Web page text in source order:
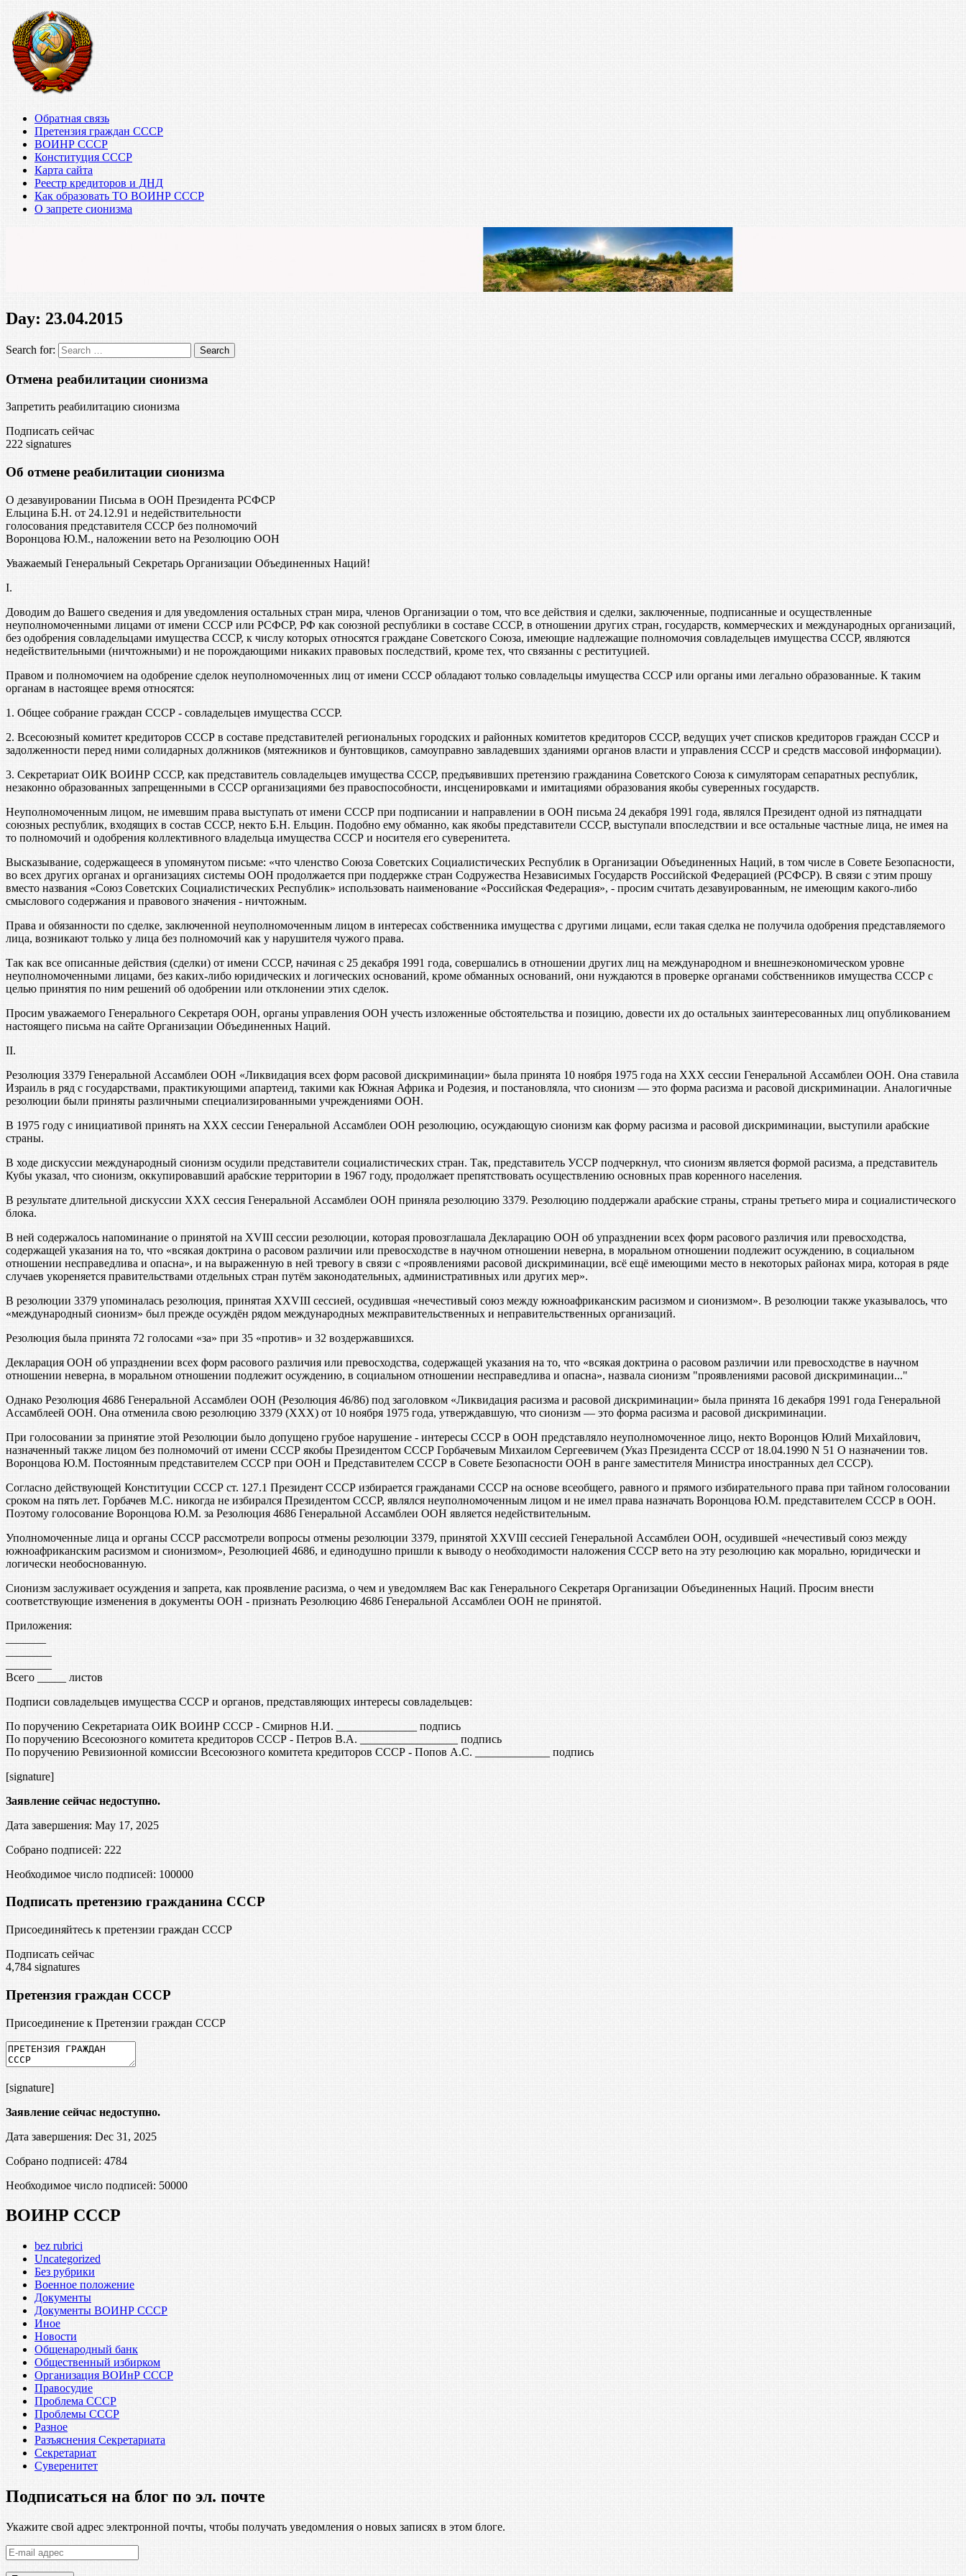
Обратная связь
Претензия граждан СССР
ВОИНР СССР
Конституция СССР
Карта сайта
Реестр кредиторов и ДНД
Как образовать ТО ВОИНР СССР
О запрете сионизма
Day: 23.04.2015
Search for:
Отмена реабилитации сионизма
Запретить реабилитацию сионизма
Подписать сейчас
222 signatures
Об отмене реабилитации сионизма
О дезавуировании Письма в ООН Президента РСФСР
Ельцина Б.Н. от 24.12.91 и недействительности
голосования представителя СССР без полномочий
Воронцова Ю.М., наложении вето на Резолюцию ООН
Уважаемый Генеральный Секретарь Организации Объединенных Наций!
I.
Доводим до Вашего сведения и для уведомления остальных стран мира, членов Организации о том, что все действия и сделки, заключенные, подписанные и осуществленные
неуполномоченными лицами от имени СССР или РСФСР, РФ как союзной республики в составе СССР, в отношении других стран, государств, коммерческих и международных организаций,
без одобрения совладельцами имущества СССР, к числу которых относятся граждане Советского Союза, имеющие надлежащие полномочия совладельцев имущества СССР, являются
недействительными (ничтожными) и не порождающими никаких правовых последствий, кроме тех, что связанны с реституцией.
Правом и полномочием на одобрение сделок неуполномоченных лиц от имени СССР обладают только совладельцы имущества СССР или органы ими легально образованные. К таким
органам в настоящее время относятся:
1. Общее собрание граждан СССР - совладельцев имущества СССР.
2. Всесоюзный комитет кредиторов СССР в составе представителей региональных городских и районных комитетов кредиторов СССР, ведущих учет списков кредиторов граждан СССР и
задолженности перед ними солидарных должников (мятежников и бунтовщиков, самоуправно завладевших зданиями органов власти и управления СССР и средств массовой информации).
3. Секретариат ОИК ВОИНР СССР, как представитель совладельцев имущества СССР, предъявивших претензию гражданина Советского Союза к симуляторам сепаратных республик,
незаконно образованных запрещенными в СССР организациями без правоспособности, инсценировками и имитациями образования якобы суверенных государств.
Неуполномоченным лицом, не имевшим права выступать от имени СССР при подписании и направлении в ООН письма 24 декабря 1991 года, являлся Президент одной из пятнадцати
союзных республик, входящих в состав СССР, некто Б.Н. Ельцин. Подобно ему обманно, как якобы представители СССР, выступали впоследствии и все остальные частные лица, не имея на
то полномочий и одобрения коллективного владельца имущества СССР и носителя его суверенитета.
Высказывание, содержащееся в упомянутом письме: «что членство Союза Советских Социалистических Республик в Организации Объединенных Наций, в том числе в Совете Безопасности,
во всех других органах и организациях системы ООН продолжается при поддержке стран Содружества Независимых Государств Российской Федерацией (РСФСР). В связи с этим прошу
вместо названия «Союз Советских Социалистических Республик» использовать наименование «Российская Федерация», - просим считать дезавуированным, не имеющим какого-либо
смыслового содержания и правового значения - ничтожным.
Права и обязанности по сделке, заключенной неуполномоченным лицом в интересах собственника имущества с другими лицами, если такая сделка не получила одобрения представляемого
лица, возникают только у лица без полномочий как у нарушителя чужого права.
Так как все описанные действия (сделки) от имени СССР, начиная с 25 декабря 1991 года, совершались в отношении других лиц на международном и внешнеэкономическом уровне
неуполномоченными лицами, без каких-либо юридических и логических оснований, кроме обманных оснований, они нуждаются в проверке органами собственников имущества СССР с
целью принятия по ним решений об одобрении или отклонении этих сделок.
Просим уважаемого Генерального Секретаря ООН, органы управления ООН учесть изложенные обстоятельства и позицию, довести их до остальных заинтересованных лиц опубликованием
настоящего письма на сайте Организации Объединенных Наций.
II.
Резолюция 3379 Генеральной Ассамблеи ООН «Ликвидация всех форм расовой дискриминации» была принята 10 ноября 1975 года на XXX сессии Генеральной Ассамблеи ООН. Она ставила
Израиль в ряд с государствами, практикующими апартеид, такими как Южная Африка и Родезия, и постановляла, что сионизм — это форма расизма и расовой дискриминации. Аналогичные
резолюции были приняты различными специализированными учреждениями ООН.
В 1975 году с инициативой принять на XXX сессии Генеральной Ассамблеи ООН резолюцию, осуждающую сионизм как форму расизма и расовой дискриминации, выступили арабские
страны.
В ходе дискуссии международный сионизм осудили представители социалистических стран. Так, представитель УССР подчеркнул, что сионизм является формой расизма, а представитель
Кубы указал, что сионизм, оккупировавший арабские территории в 1967 году, продолжает препятствовать осуществлению основных прав коренного населения.
В результате длительной дискуссии XXX сессия Генеральной Ассамблеи ООН приняла резолюцию 3379. Резолюцию поддержали арабские страны, страны третьего мира и социалистического
блока.
В ней содержалось напоминание о принятой на XVIII сессии резолюции, которая провозглашала Декларацию ООН об упразднении всех форм расового различия или превосходства,
содержащей указания на то, что «всякая доктрина о расовом различии или превосходстве в научном отношении неверна, в моральном отношении подлежит осуждению, в социальном
отношении несправедлива и опасна», и на выраженную в ней тревогу в связи с «проявлениями расовой дискриминации, всё ещё имеющими место в некоторых районах мира, которая в ряде
случаев укореняется правительствами отдельных стран путём законодательных, административных или других мер».
В резолюции 3379 упоминалась резолюция, принятая XXVIII сессией, осудившая «нечестивый союз между южноафриканским расизмом и сионизмом». В резолюции также указывалось, что
«международный сионизм» был прежде осуждён рядом международных межправительственных и неправительственных организаций.
Резолюция была принята 72 голосами «за» при 35 «против» и 32 воздержавшихся.
Декларация ООН об упразднении всех форм расового различия или превосходства, содержащей указания на то, что «всякая доктрина о расовом различии или превосходстве в научном
отношении неверна, в моральном отношении подлежит осуждению, в социальном отношении несправедлива и опасна», назвала сионизм "проявлениями расовой дискриминации..."
Однако Резолюция 4686 Генеральной Ассамблеи ООН (Резолюция 46/86) под заголовком «Ликвидация расизма и расовой дискриминации» была принята 16 декабря 1991 года Генеральной
Ассамблеей ООН. Она отменила свою резолюцию 3379 (ХХХ) от 10 ноября 1975 года, утверждавшую, что сионизм — это форма расизма и расовой дискриминации.
При голосовании за принятие этой Резолюции было допущено грубое нарушение - интересы СССР в ООН представляло неуполномоченное лицо, некто Воронцов Юлий Михайлович,
назначенный также лицом без полномочий от имени СССР якобы Президентом СССР Горбачевым Михаилом Сергеевичем (Указ Президента СССР от 18.04.1990 N 51 О назначении тов.
Воронцова Ю.М. Постоянным представителем СССР при ООН и Представителем СССР в Совете Безопасности ООН в ранге заместителя Министра иностранных дел СССР).
Согласно действующей Конституции СССР ст. 127.1 Президент СССР избирается гражданами СССР на основе всеобщего, равного и прямого избирательного права при тайном голосовании
сроком на пять лет. Горбачев М.С. никогда не избирался Президентом СССР, являлся неуполномоченным лицом и не имел права назначать Воронцова Ю.М. представителем СССР в ООН.
Поэтому голосование Воронцова Ю.М. за Резолюция 4686 Генеральной Ассамблеи ООН является недействительным.
Уполномоченные лица и органы СССР рассмотрели вопросы отмены резолюции 3379, принятой XXVIII сессией Генеральной Ассамблеи ООН, осудившей «нечестивый союз между
южноафриканским расизмом и сионизмом», Резолюцией 4686, и единодушно пришли к выводу о необходимости наложения СССР вето на эту резолюцию как морально, юридически и
логически необоснованную.
Сионизм заслуживает осуждения и запрета, как проявление расизма, о чем и уведомляем Вас как Генерального Секретаря Организации Объединенных Наций. Просим внести
соответствующие изменения в документы ООН - признать Резолюцию 4686 Генеральной Ассамблеи ООН не принятой.
Приложения:
Всего _____ листов
Подписи совладельцев имущества СССР и органов, представляющих интересы совладельцев:
По поручению Секретариата ОИК ВОИНР СССР - Смирнов Н.И. ______________ подпись
По поручению Всесоюзного комитета кредиторов СССР - Петров В.А. _________________ подпись
По поручению Ревизионной комиссии Всесоюзного комитета кредиторов СССР - Попов А.С. _____________ подпись
[signature]
Заявление сейчас недоступно.
Дата завершения: May 17, 2025
Собрано подписей: 222
Необходимое число подписей: 100000
Подписать претензию гражданина СССР
Присоединяйтесь к претензии граждан СССР
Подписать сейчас
4,784 signatures
Претензия граждан СССР
Присоединение к Претензии граждан СССР
[signature]
Заявление сейчас недоступно.
Дата завершения: Dec 31, 2025
Собрано подписей: 4784
Необходимое число подписей: 50000
ВОИНР СССР
bez rubrici
Uncategorized
Без рубрики
Военное положение
Документы
Документы ВОИНР СССР
Иное
Новости
Общенародный банк
Общественный избирком
Организация ВОИнР СССР
Правосудие
Проблема СССР
Проблемы СССР
Разное
Разъяснения Секретариата
Секретариат
Суверенитет
Подписаться на блог по эл. почте
Укажите свой адрес электронной почты, чтобы получать уведомления о новых записях в этом блоге.
E-
mail